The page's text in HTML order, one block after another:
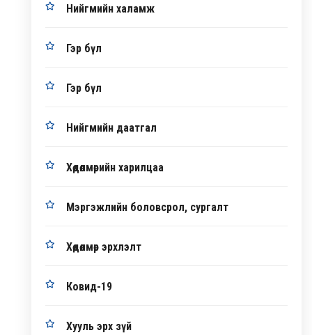
Нийгмийн халамж
Гэр бүл
Гэр бүл
Нийгмийн даатгал
Хөдөлмөрийн харилцаа
Мэргэжлийн боловсрол, сургалт
Хөдөлмөр эрхлэлт
Ковид-19
Хууль эрх зүй